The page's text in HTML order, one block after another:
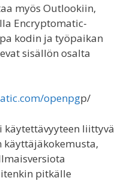
myös Outlookiin,
Encryptomatic-
kodin ja työpaikan
sisällön osalta
openpgp/
liittyvä
käyttäjäkokemusta,
pitkälle